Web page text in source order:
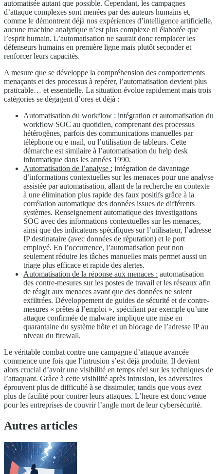
automatisée autant que possible. Cependant, les campagnes
d’attaque complexes sont menées par des auteurs humains et,
comme le démontrent déjà nos expériences d’intelligence artificielle,
aucune machine analytique n’est plus complexe ni élaborée que
l’esprit humain. L’automatisation ne saurait donc remplacer les
défenseurs humains en première ligne mais plutôt seconder et
renforcer leurs capacités.
A mesure que se développe la compréhension des comportements
menaçants et des processus à repérer, l’automatisation devient plus
praticable… et essentielle. La situation évolue rapidement mais trois
catégories se dégagent d’ores et déjà :
Automatisation du workflow : intégration et automatisation du
workflow SOC au quotidien, comprenant des processus
hétérogènes, parfois des communications manuelles par
téléphone ou e-mail, ou l’utilisation de tableurs. Cette
démarche est similaire à l’automatisation du help desk
informatique dans les années 1990.
Automatisation de l’analyse : intégration de davantage
d’informations contextuelles sur les menaces pour une analyse
assistée par automatisation, allant de la recherche en contexte
à une élimination plus rapide des faux positifs grâce à la
corrélation automatique des données issues de différents
systèmes. Renseignement automatique des investigations
SOC avec des informations contextuelles sur les menaces,
ainsi que des indicateurs spécifiques sur l’utilisateur, l’adresse
IP destinataire (avec données de réputation) et le port
employé. En l’occurrence, l’automatisation peut non
seulement réduire les tâches manuelles mais permet aussi un
triage plus efficace et rapide des alertes.
Automatisation de la réponse aux menaces : automatisation
des contre-mesures sur les postes de travail et les réseaux afin
de réagir aux menaces avant que des données ne soient
exfiltrées. Développement de guides de sécurité et de contre-
mesures « prêtes à l’emploi », spécifiant par exemple qu’une
attaque confirmée de malware implique une mise en
quarantaine du système hôte et un blocage de l’adresse IP au
niveau du firewall.
Le véritable combat contre une campagne d’attaque avancée
commence une fois que l’intrusion s’est déjà produite. Il devient
alors crucial d’avoir une visibilité en temps réel sur les techniques de
l’attaquant. Grâce à cette visibilité après intrusion, les adversaires
éprouvent plus de difficulté à se dissimuler, tandis que vous avez
plus de facilité pour contrer leurs attaques. L’heure est donc venue
pour les entreprises de couvrir l’angle mort de leur cybersécurité.
Autres articles